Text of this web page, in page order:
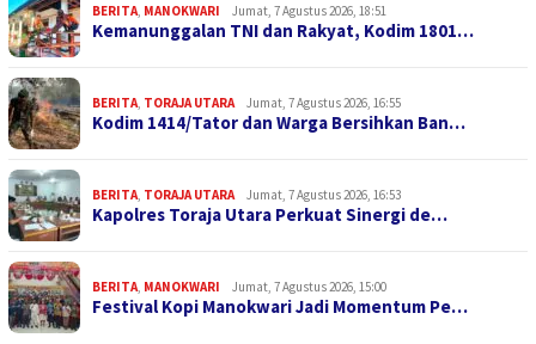
BERITA, MANOKWARI Jumat, 7 Agustus 2026, 18:51
Kemanunggalan TNI dan Rakyat, Kodim 1801…
BERITA, TORAJA UTARA Jumat, 7 Agustus 2026, 16:55
Kodim 1414/Tator dan Warga Bersihkan Ban…
BERITA, TORAJA UTARA Jumat, 7 Agustus 2026, 16:53
Kapolres Toraja Utara Perkuat Sinergi de…
BERITA, MANOKWARI Jumat, 7 Agustus 2026, 15:00
Festival Kopi Manokwari Jadi Momentum Pe…